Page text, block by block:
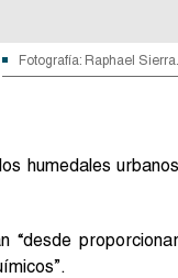
Fotografía: Raphael Sierra.
humedales urbanos
“desde proporcionar